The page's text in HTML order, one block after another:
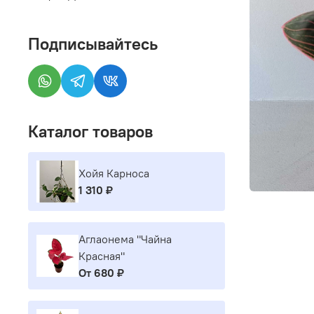
Подписывайтесь
Каталог товаров
Хойя Карноса
1 310 ₽
Аглаонема "Чайна
Красная"
От 680 ₽